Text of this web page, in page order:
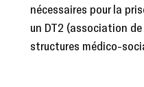
nécessaires pour la
un DT2 (association
structures médico-